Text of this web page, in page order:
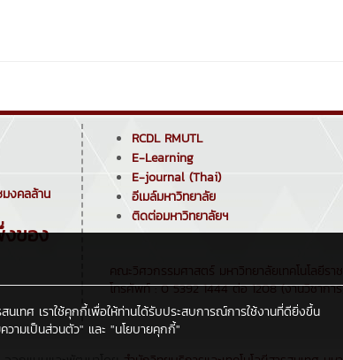
มงคลล้าน
ของ
RCDL RMUTL
E-Learning
E-journal (Thai)
อีเมล์มหาวิทยาลัย
ติดต่อมหาวิทยาลัยฯ
คณะวิศวกรรมศาสตร์ มหาวิทยาลัยเทคโนโลยีร
โทรศัพท์ : 0 5392 1444 ต่อ 1208 (งานวิชาก
นเทศ เราใช้คุกกี้เพื่อให้ท่านได้รับประสบการณ์การใช้งานที่ดียิ่งขึ้น
วามเป็นส่วนตัว" และ "นโยบายคุกกี้"